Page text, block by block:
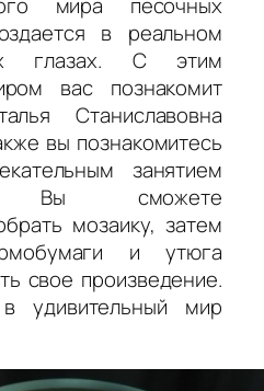
мира песочных
в реальном
глазах. С этим
вас познакомит
Станиславовна
вы познакомитесь
занятием
Вы сможете
мозаику, затем
и утюга
свое произведение.
удивительный мир